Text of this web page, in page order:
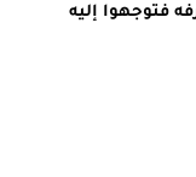
فتوجهوا إليه